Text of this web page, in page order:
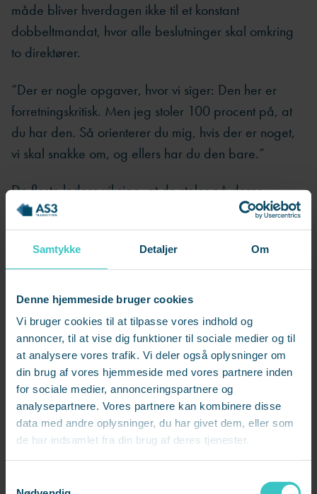
Samtykke Detaljer Om
Denne hjemmeside bruger cookies
Vi bruger cookies til at tilpasse vores indhold og
annoncer, til at vise dig funktioner til sociale medier og til
at analysere vores trafik. Vi deler også oplysninger om
din brug af vores hjemmeside med vores partnere inden
for sociale medier, annonceringspartnere og
analysepartnere. Vores partnere kan kombinere disse
data med andre oplysninger, du har givet dem, eller som
de har indsamlet fra din brug af deres tjenester.
måde bliver hverdagen ikke til et konstant
dobbeltmandat, hvor alle beslutninger skal omkring
to direktører.
“Der er nogle opgaver, hvor vi siger: Den her er
forretningskritisk. Men jeg stoler 100 procent på, at
du har den. Så orienterer du mig, hvis der er noget,
vi skal snakke om, og ellers har du den bare.”
De fleste ledere vil sige, at de stoler på deres
kolleger, men den måde, Adam beskriver det på,
virker mindre som et spørgsmål om tillid og mere som
et spørgsmål om disciplin. Om at kunne lade være
med at række ind over bordet, også når noget
betyder noget. Ikke kun i de små ting, hvor det er let
at være generøs, men i de beslutninger, virkelig
betyder noget.
Jeg bliver nysgerrig på den personlige side
af det, Adam beskriver.Tillid er et af de ord, der
hurtigt kommer til at lyde pænt og lidt ufarligt, når
man taler om ledelse, men hos ham handler det om
noget mere konkret end at have en god relation til
den anden. Det handler om at kende sine egne